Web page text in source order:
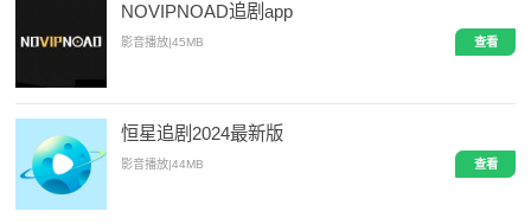
NOVIPNOAD追剧app
影音播放|45MB 查看
恒星追剧2024最新版
影音播放|44MB 查看